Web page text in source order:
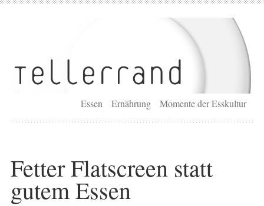
Essen Ernährung Momente der Esskultur
Fetter Flatscreen statt
gutem Essen